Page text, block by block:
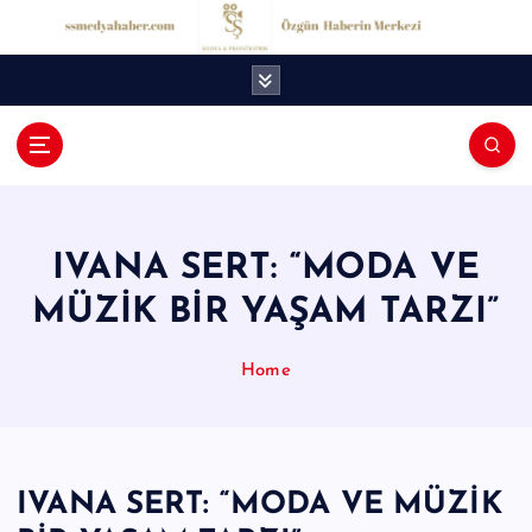
M
e
d
y
a
IVANA SERT: “MODA VE
MÜZİK BİR YAŞAM TARZI”
Home
IVANA SERT: “MODA VE MÜZİK